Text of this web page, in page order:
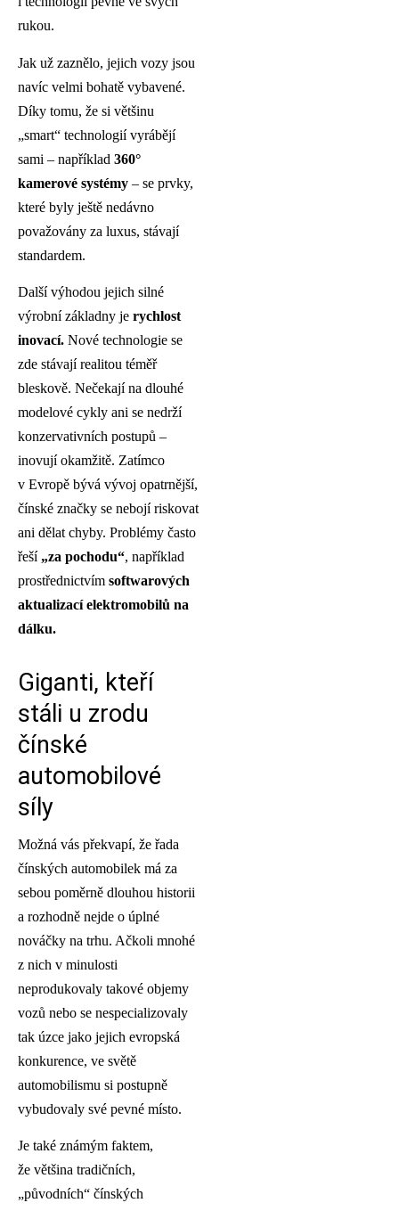
rukou.
Jak už zaznělo, jejich vozy jsou
navíc velmi bohatě vybavené.
Díky tomu, že si většinu
„smart“ technologií vyrábějí
sami – například 360°
kamerové systémy – se prvky,
které byly ještě nedávno
považovány za luxus, stávají
standardem.
Další výhodou jejich silné
výrobní základny je rychlost
inovací. Nové technologie se
zde stávají realitou téměř
bleskově. Nečekají na dlouhé
modelové cykly ani se nedrží
konzervativních postupů –
inovují okamžitě. Zatímco
v Evropě bývá vývoj opatrnější,
čínské značky se nebojí riskovat
ani dělat chyby. Problémy často
řeší „za pochodu“, například
prostřednictvím softwarových
aktualizací elektromobilů na
dálku.
Giganti, kteří
stáli u zrodu
čínské
automobilové
síly
Možná vás překvapí, že řada
čínských automobilek má za
sebou poměrně dlouhou historii
a rozhodně nejde o úplné
nováčky na trhu. Ačkoli mnohé
z nich v minulosti
neprodukovaly takové objemy
vozů nebo se nespecializovaly
tak úzce jako jejich evropská
konkurence, ve světě
automobilismu si postupně
vybudovaly své pevné místo.
Je také známým faktem,
že většina tradičních,
„původních“ čínských